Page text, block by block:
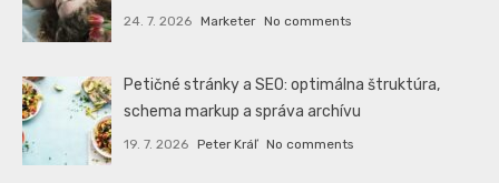
24. 7. 2026 Marketer No comments
Petičné stránky a SEO: optimálna štruktúra,
schema markup a správa archívu
19. 7. 2026 Peter Kráľ No comments